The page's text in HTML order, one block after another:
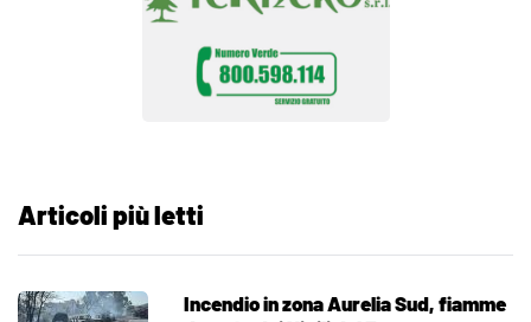
Articoli più letti
Incendio in zona Aurelia Sud, fiamme